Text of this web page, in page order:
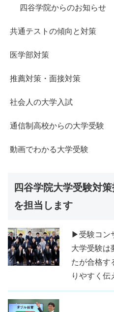
四谷学院からのお知らせ
共通テストの傾向と対策
医学部対策
推薦対策・面接対策
社会人の大学入試
通信制高校からの大学受験
動画でわかる大学受験
四谷学院大学受験対
を担当します
▶受験コン
大学受験は
たが合格す
りやすく伝